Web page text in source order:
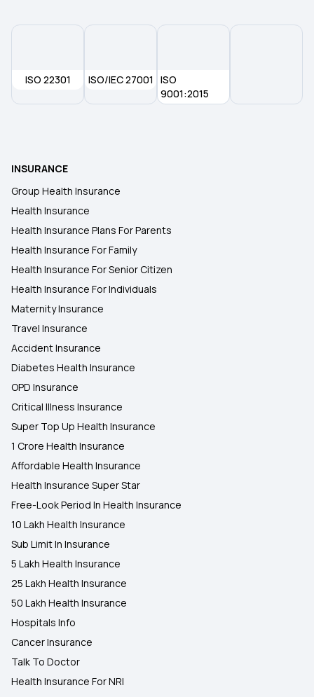
ISO 22301 ISO/IEC 27001
ISO
9001:2015
INSURANCE
Group Health Insurance
Health Insurance
Health Insurance Plans For Parents
Health Insurance For Family
Health Insurance For Senior Citizen
Health Insurance For Individuals
Maternity Insurance
Travel Insurance
Accident Insurance
Diabetes Health Insurance
OPD Insurance
Critical Illness Insurance
Super Top Up Health Insurance
1 Crore Health Insurance
Affordable Health Insurance
Health Insurance Super Star
Free-Look Period In Health Insurance
10 Lakh Health Insurance
Sub Limit In Insurance
5 Lakh Health Insurance
25 Lakh Health Insurance
50 Lakh Health Insurance
Hospitals Info
Cancer Insurance
Talk To Doctor
Health Insurance For NRI